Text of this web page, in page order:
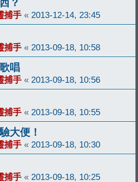
？
捕手 « 2013-12-14, 23:45
捕手 « 2013-09-18, 10:58
唱
捕手 « 2013-09-18, 10:56
捕手 « 2013-09-18, 10:55
大便！
捕手 « 2013-09-18, 10:30
捕手 « 2013-09-18, 10:25